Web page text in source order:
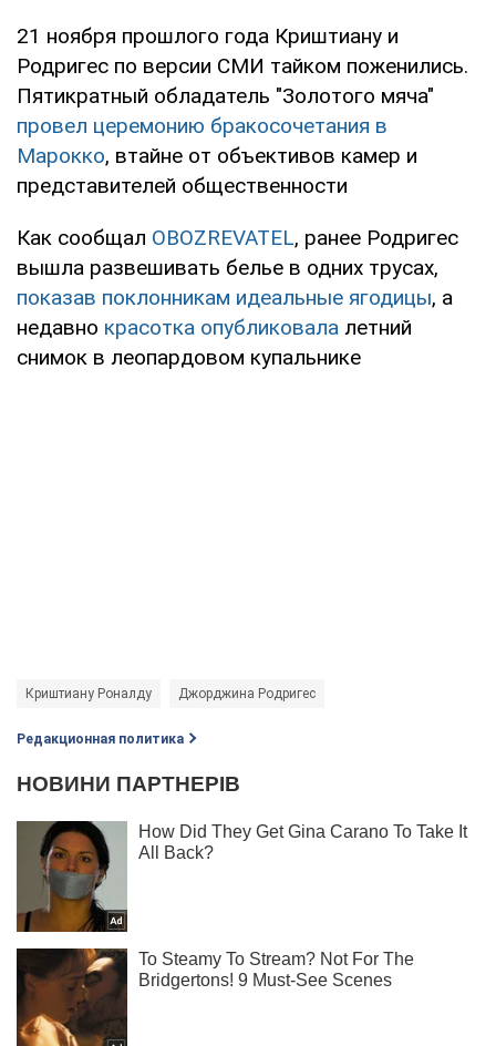
21 ноября прошлого года Криштиану и
Родригес по версии СМИ тайком поженились.
Пятикратный обладатель "Золотого мяча"
провел церемонию бракосочетания в
Марокко, втайне от объективов камер и
представителей общественности
Как сообщал OBOZREVATEL, ранее Родригес
вышла развешивать белье в одних трусах,
показав поклонникам идеальные ягодицы, а
недавно красотка опубликовала летний
снимок в леопардовом купальнике
Криштиану Роналду Джорджина Родригес
Редакционная политика